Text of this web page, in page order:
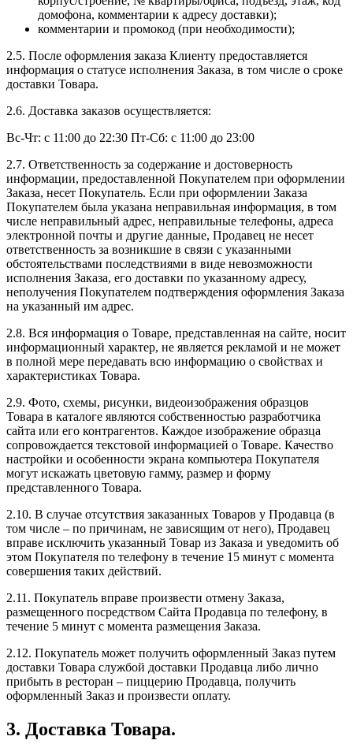
домофона, комментарии к адресу доставки);
комментарии и промокод (при необходимости);
2.5. После оформления заказа Клиенту предоставляется
информация о статусе исполнения Заказа, в том числе о сроке
доставки Товара.
2.6. Доставка заказов осуществляется:
Вс-Чт: с 11:00 до 22:30 Пт-Сб: с 11:00 до 23:00
2.7. Ответственность за содержание и достоверность
информации, предоставленной Покупателем при оформлении
Заказа, несет Покупатель. Если при оформлении Заказа
Покупателем была указана неправильная информация, в том
числе неправильный адрес, неправильные телефоны, адреса
электронной почты и другие данные, Продавец не несет
ответственность за возникшие в связи с указанными
обстоятельствами последствиями в виде невозможности
исполнения Заказа, его доставки по указанному адресу,
неполучения Покупателем подтверждения оформления Заказа
на указанный им адрес.
2.8. Вся информация о Товаре, представленная на сайте, носит
информационный характер, не является рекламой и не может
в полной мере передавать всю информацию о свойствах и
характеристиках Товара.
2.9. Фото, схемы, рисунки, видеоизображения образцов
Товара в каталоге являются собственностью разработчика
сайта или его контрагентов. Каждое изображение образца
сопровождается текстовой информацией о Товаре. Качество
настройки и особенности экрана компьютера Покупателя
могут искажать цветовую гамму, размер и форму
представленного Товара.
2.10. В случае отсутствия заказанных Товаров у Продавца (в
том числе – по причинам, не зависящим от него), Продавец
вправе исключить указанный Товар из Заказа и уведомить об
этом Покупателя по телефону в течение 15 минут с момента
совершения таких действий.
2.11. Покупатель вправе произвести отмену Заказа,
размещенного посредством Сайта Продавца по телефону, в
течение 5 минут с момента размещения Заказа.
2.12. Покупатель может получить оформленный Заказ путем
доставки Товара службой доставки Продавца либо лично
прибыть в ресторан – пиццерию Продавца, получить
оформленный Заказ и произвести оплату.
3. Доставка Товара.